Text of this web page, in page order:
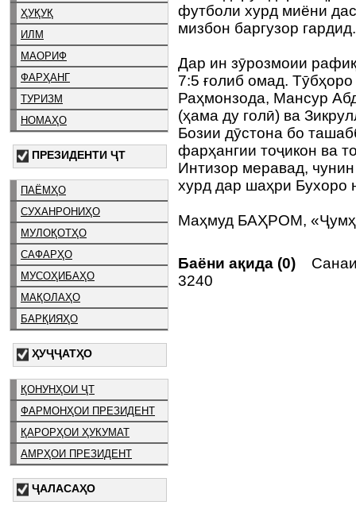
ҲУҚУҚ
ИЛМ
МАОРИФ
ФАРҲАНГ
ТУРИЗМ
НОМАҲО
ПРЕЗИДЕНТИ ҶТ
ПАЁМҲО
СУХАНРОНИҲО
МУЛОҚОТҲО
САФАРҲО
МУСОҲИБАҲО
МАҚОЛАҲО
БАРҚИЯҲО
ҲУҶҶАТҲО
ҚОНУНҲОИ ҶТ
ФАРМОНҲОИ ПРЕЗИДЕНТ
ҚАРОРҲОИ ҲУКУМАТ
АМРҲОИ ПРЕЗИДЕНТ
ҶАЛАСАҲО
футболи хурд миёни
мизбон баргузор
Дар ин зӯрозмоии
7:5 ғолиб омад.
Раҳмонзода, Мансур
(ҳама ду голӣ) ва
Бозии дӯстона бо
фарҳангии тоҷикон ва
Интизор меравад,
хурд дар шаҳри Бухоро
Маҳмуд БАҲРОМ,
Баёни ақида (0)
3240